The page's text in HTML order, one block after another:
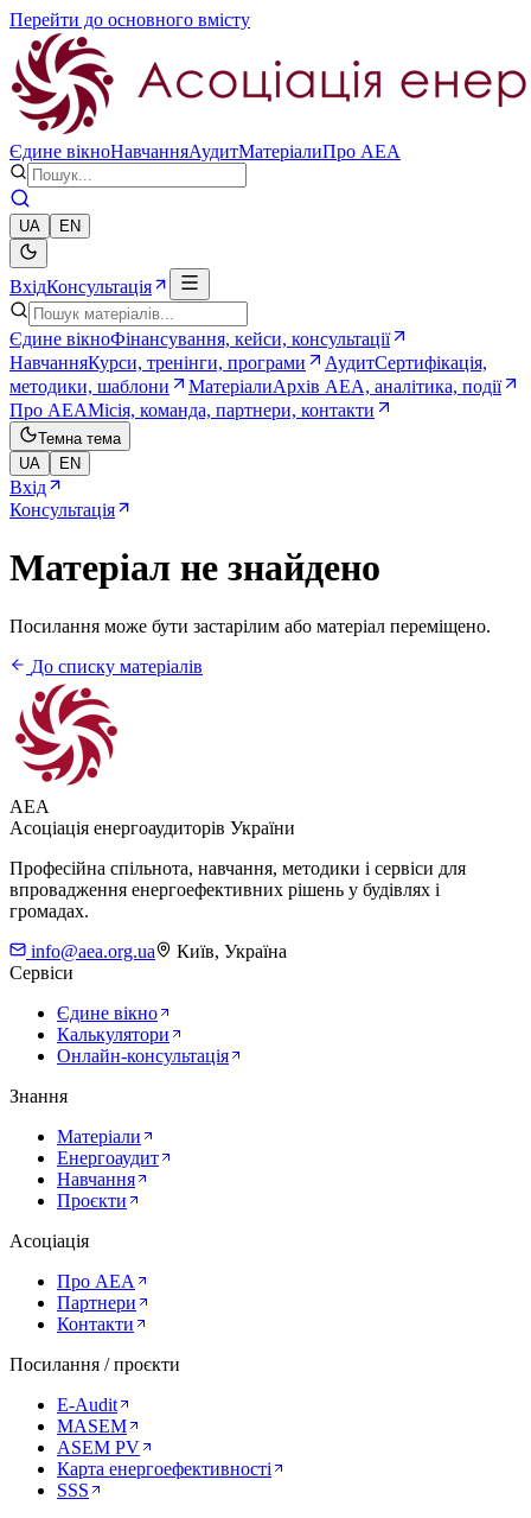
Перейти до основного вмісту
Єдине вікноНавчанняАудитМатеріалиПро AEA
UA EN
ВхідКонсультація
Єдине вікноФінансування, кейси, консультації
НавчанняКурси, тренінги, програми АудитСертифікація,
методики, шаблони
МатеріалиАрхів AEA, аналітика, події
Про AEAМісія, команда, партнери, контакти
Темна тема
UA
EN
Вхід
Консультація
Матеріал не знайдено
Посилання може бути застарілим або матеріал переміщено.
До списку матеріалів
AEA
Асоціація енергоаудиторів України
Професійна спільнота, навчання, методики і сервіси для
впровадження енергоефективних рішень у будівлях і
громадах.
info@aea.org.ua
Київ, Україна
Сервіси
Єдине вікно
Калькулятори
Онлайн-консультація
Знання
Матеріали
Енергоаудит
Навчання
Проєкти
Асоціація
Про AEA
Партнери
Контакти
Посилання / проєкти
E-Audit
MASEM
ASEM PV
Карта енергоефективності
SSS